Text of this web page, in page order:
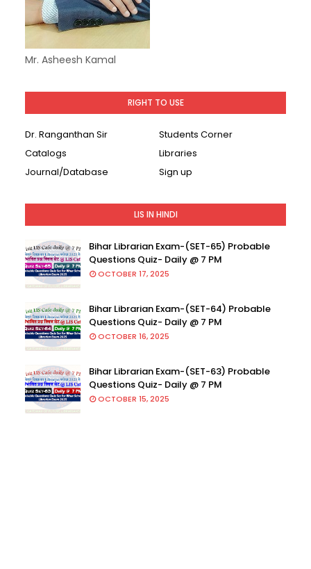
Mr. Asheesh Kamal
RIGHT TO USE
Dr. Ranganthan Sir
Students Corner
Catalogs
Libraries
Journal/Database
Sign up
LIS IN HINDI
Bihar Librarian Exam-(SET-65) Probable
Questions Quiz- Daily @ 7 PM
OCTOBER 17, 2025
Bihar Librarian Exam-(SET-64) Probable
Questions Quiz- Daily @ 7 PM
OCTOBER 16, 2025
Bihar Librarian Exam-(SET-63) Probable
Questions Quiz- Daily @ 7 PM
OCTOBER 15, 2025